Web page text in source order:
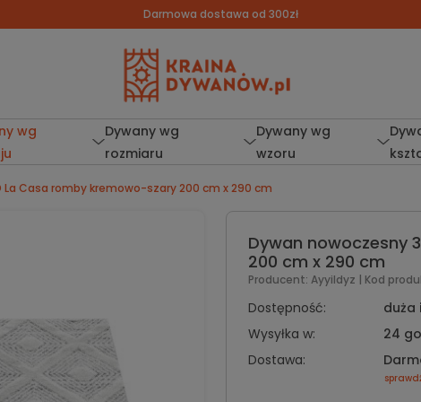
Darmowa dostawa od 300zł
wg
Dywany wg
rozmiaru
Dywany wg
wzoru
Casa romby kremowo-szary 200 cm x 290 cm
Dywan nowoczesny
200 cm x 290 cm
Producent: Ayyildyz | Kod
Dostępność:
duża
Wysyłka w:
24
Dostawa: